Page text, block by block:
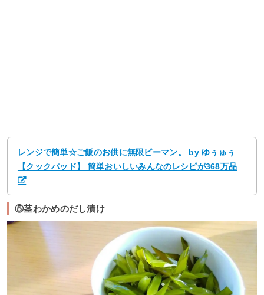
レンジで簡単☆ご飯のお供に無限ピーマン。 by ゆぅゅぅ
【クックパッド】 簡単おいしいみんなのレシピが368万品
⑤茎わかめのだし漬け